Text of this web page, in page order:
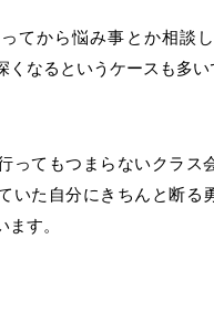
てから悩み事とか相談
くなるというケースも多い
ってもつまらないクラス
いた自分にきちんと断る
す。